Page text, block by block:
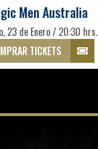
Men Australia
23 de Enero / 20:30 hrs.
TICKETS